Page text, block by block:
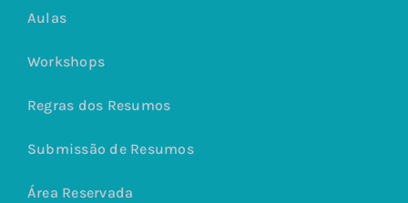
Aulas
Workshops
Regras dos Resumos
Submissão de Resumos
Área Reservada